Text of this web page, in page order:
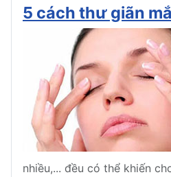
5 cách thư giãn
nhiều,... đều có thể khiến